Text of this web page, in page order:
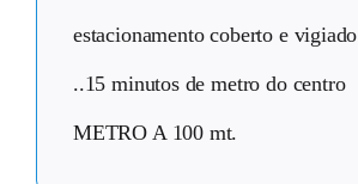
estacionamento coberto e vigiado
..15 minutos de metro do centro
METRO A 100 mt.